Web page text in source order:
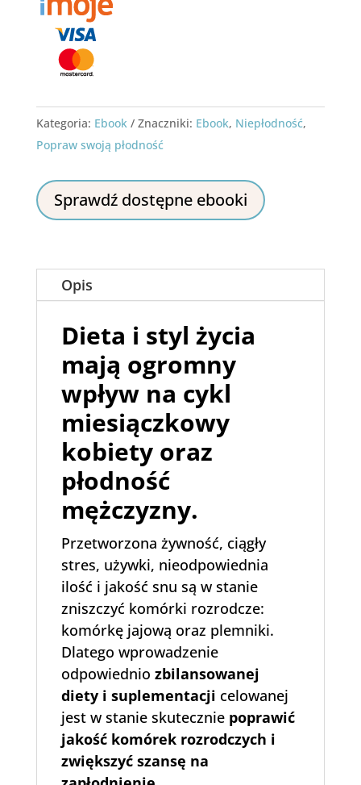
Kategoria: Ebook Znaczniki: Ebook, Niepłodność,
Popraw swoją płodność
Sprawdź dostępne ebooki
Opis
Dieta i styl życia
mają ogromny
wpływ na cykl
miesiączkowy
kobiety oraz
płodność
mężczyzny.
Przetworzona żywność, ciągły
stres, używki, nieodpowiednia
ilość i jakość snu są w stanie
zniszczyć komórki rozrodcze:
komórkę jajową oraz plemniki.
Dlatego wprowadzenie
odpowiednio zbilansowanej
diety i suplementacji celowanej
jest w stanie skutecznie poprawić
jakość komórek rozrodczych i
zwiększyć szansę na